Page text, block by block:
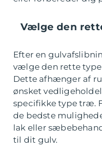
Vælge den
Efter en
vælge den rette
Dette afhænger af
ønsket
specifikke type træ.
de bedste
lak eller
til dit gulv.